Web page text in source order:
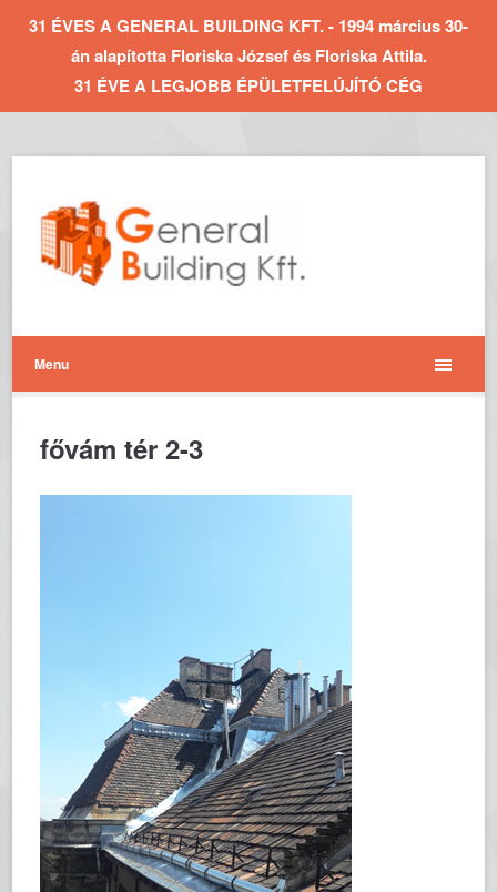
31 ÉVES A GENERAL BUILDING KFT. - 1994 március 30-
án alapította Floriska József és Floriska Attila.
31 ÉVE A LEGJOBB ÉPÜLETFELÚJÍTÓ CÉG
Menu
fővám tér 2-3